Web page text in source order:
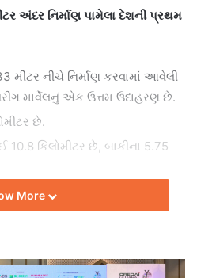
અંદર નિર્માણ પામેલા દેશની પ્રથમ
મીટર નીચે નિર્માણ કરવામાં આવેલી
માર્વેલનું એક ઉત્તમ ઉદાહરણ છે.
છે.
કિલોમીટર છે, બાકીના 5.75
પામી છે.
લાઈન, હાવડા અને સિયાલદહ
અનેક સુરક્ષિત ઉપાયો કરાયા છે.
More